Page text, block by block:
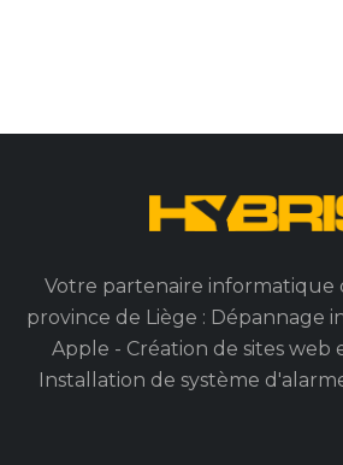
Votre partenaire informatique
province de Liège : Dépannage
Apple - Création de sites web
Installation de système